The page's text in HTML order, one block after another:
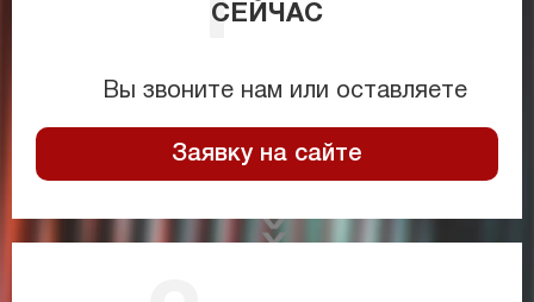
СЕЙЧАС
Вы звоните нам или оставляете
Заявку на сайте